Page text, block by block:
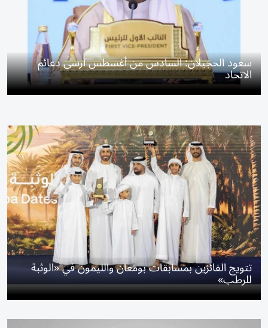
سعود الحجيلان: السادس من أغسطس أرسى دعائم
الاتحاد
تتويج الفائزين بمسابقات بومعان والليمون في «الوثبة
للرطب»